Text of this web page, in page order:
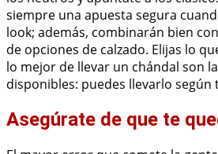
siempre una apuesta segura
look; además, combinarán bien
de opciones de calzado. Elijas lo
lo mejor de llevar un chándal son
disponibles: puedes llevarlo según
Asegúrate de que te